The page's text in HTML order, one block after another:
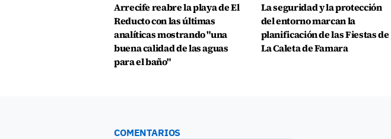
Arrecife reabre la playa de El
Reducto con las últimas
analíticas mostrando "una
buena calidad de las aguas
para el baño"
La seguridad y la protección
del entorno marcan la
planificación de las Fiestas de
La Caleta de Famara
COMENTARIOS